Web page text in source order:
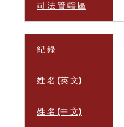
司 法 管 轄 區
紀 錄
姓 名 (英 文)
姓 名 (中 文)